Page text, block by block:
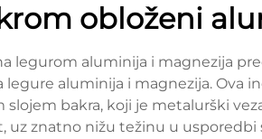
obloženi
legurom aluminija i magnezija
legure aluminija i magnezija. Ova
slojem bakra, koji je metalurški
uz znatno nižu težinu u